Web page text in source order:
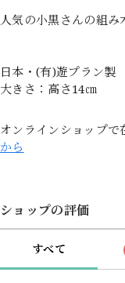
人気の小黒さんの組
日本・(有)遊プラン製
大きさ：高さ14㎝
オンラインショップ
から
ショップの評価
すべて